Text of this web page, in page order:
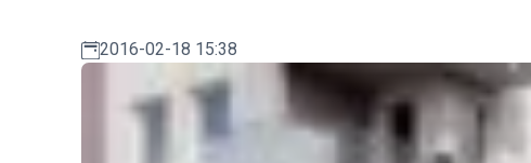
2016-02-18 15:38